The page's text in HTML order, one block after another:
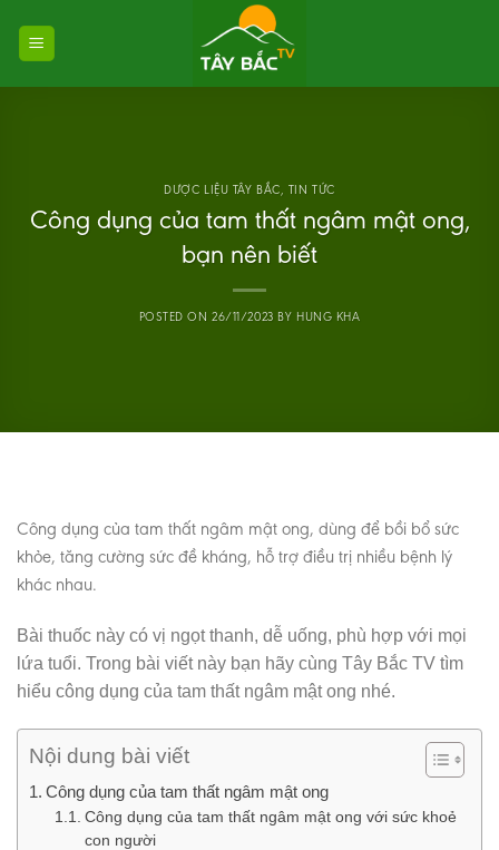
DƯỢC LIỆU TÂY BẮC TIN TỨC
Công dụng của tam thất ngâm mật ong,
bạn nên biết
POSTED ON26/11/2023 BY HUNG KHA
Công dụng của tam thất ngâm mật ong, dùng để bồi bổ sức
khỏe, tăng cường sức đề kháng, hỗ trợ điều trị nhiều bệnh lý
khác nhau.
Bài thuốc này có vị ngọt thanh, dễ uống, phù hợp với mọi
lứa tuổi. Trong bài viết này bạn hãy cùng Tây Bắc TV tìm
hiểu công dụng của tam thất ngâm mật ong nhé.
Nội dung bài viết
Công dụng của tam thất ngâm mật ong
Công dụng của tam thất ngâm mật ong với sức khoẻ
con người